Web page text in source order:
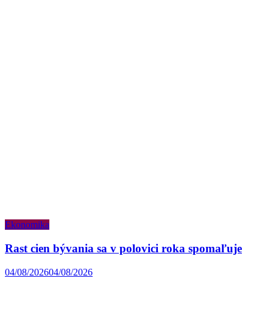
Ekonomika
Rast cien bývania sa v polovici roka spomaľuje
04/08/202604/08/2026